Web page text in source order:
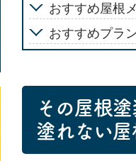
おすすめ屋根
おすすめプラ
その屋根
塗れない